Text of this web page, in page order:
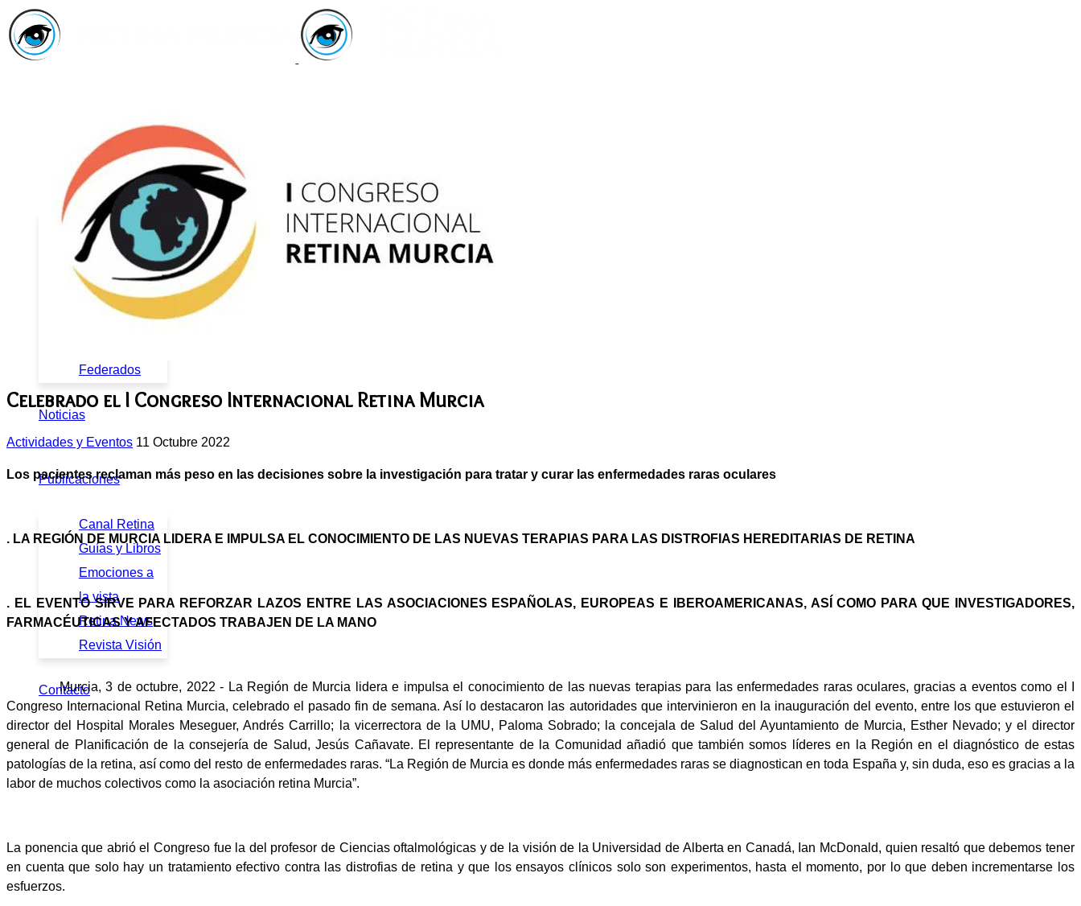
Asociación
Quiénes
Somos
Servicios
Asóciate
Federados
Noticias
Publicaciones
Canal Retina
Guías y Libros
Emociones a
la vista
Retina News
Revista Visión
Contacto
Celebrado el I Congreso Internacional Retina Murcia
Actividades y Eventos 11 Octubre 2022
Los pacientes reclaman más peso en las decisiones sobre la investigación para tratar y curar las enfermedades raras oculares
. LA REGIÓN DE MURCIA LIDERA E IMPULSA EL CONOCIMIENTO DE LAS NUEVAS TERAPIAS PARA LAS DISTROFIAS HEREDITARIAS DE RETINA
. EL EVENTO SIRVE PARA REFORZAR LAZOS ENTRE LAS ASOCIACIONES ESPAÑOLAS, EUROPEAS E IBEROAMERICANAS, ASÍ COMO PARA QUE INVESTIGADORES,
FARMACÉUTICAS Y AFECTADOS TRABAJEN DE LA MANO
Murcia, 3 de octubre, 2022 - La Región de Murcia lidera e impulsa el conocimiento de las nuevas terapias para las enfermedades raras oculares, gracias a eventos como el I
Congreso Internacional Retina Murcia, celebrado el pasado fin de semana. Así lo destacaron las autoridades que intervinieron en la inauguración del evento, entre los que estuvieron el
director del Hospital Morales Meseguer, Andrés Carrillo; la vicerrectora de la UMU, Paloma Sobrado; la concejala de Salud del Ayuntamiento de Murcia, Esther Nevado; y el director
general de Planificación de la consejería de Salud, Jesús Cañavate. El representante de la Comunidad añadió que también somos líderes en la Región en el diagnóstico de estas
patologías de la retina, así como del resto de enfermedades raras. “La Región de Murcia es donde más enfermedades raras se diagnostican en toda España y, sin duda, eso es gracias a la
labor de muchos colectivos como la asociación retina Murcia”.
La ponencia que abrió el Congreso fue la del profesor de Ciencias oftalmológicas y de la visión de la Universidad de Alberta en Canadá, Ian McDonald, quien resaltó que debemos tener
en cuenta que solo hay un tratamiento efectivo contra las distrofias de retina y que los ensayos clínicos solo son experimentos, hasta el momento, por lo que deben incrementarse los
esfuerzos.